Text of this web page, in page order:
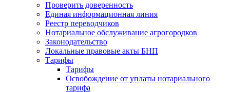
Проверить доверенность
Единая информационная линия
Реестр переводчиков
Нотариальное обслуживание агрогородков
Законодательство
Локальные правовые акты БНП
Тарифы
Тарифы
Освобождение от уплаты нотариального
тарифа